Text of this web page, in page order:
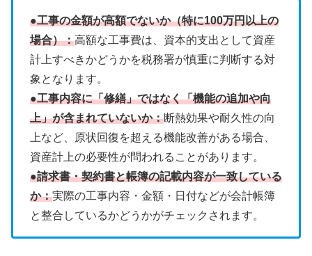
●工事の金額が高額でないか（特に100万円以上の
場合）：高額な工事費は、資本的支出として資産
計上すべきかどうかを税務署が慎重に判断する対
象となります。
●工事内容に「修繕」ではなく「機能の追加や向
上」が含まれていないか：断熱効果や耐久性の向
上など、原状回復を超える機能改善がある場合、
資産計上の必要性が問われることがあります。
●請求書・契約書と帳簿の記載内容が一致している
か：実際の工事内容・金額・日付などが会計帳簿
と整合しているかどうかがチェックされます。